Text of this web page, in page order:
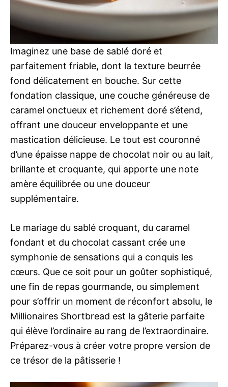
Imaginez une base de sablé doré et
parfaitement friable, dont la texture beurrée
fond délicatement en bouche. Sur cette
fondation classique, une couche généreuse de
caramel onctueux et richement doré s’étend,
offrant une douceur enveloppante et une
mastication délicieuse. Le tout est couronné
d’une épaisse nappe de chocolat noir ou au lait,
brillante et croquante, qui apporte une note
amère équilibrée ou une douceur
supplémentaire.
Le mariage du sablé croquant, du caramel
fondant et du chocolat cassant crée une
symphonie de sensations qui a conquis les
cœurs. Que ce soit pour un goûter sophistiqué,
une fin de repas gourmande, ou simplement
pour s’offrir un moment de réconfort absolu, le
Millionaires Shortbread est la gâterie parfaite
qui élève l’ordinaire au rang de l’extraordinaire.
Préparez-vous à créer votre propre version de
ce trésor de la pâtisserie !